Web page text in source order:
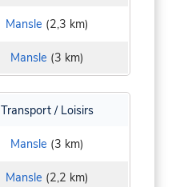
Mansle (2,3 km)
Mansle (3 km)
Transport / Loisirs
Mansle (3 km)
Mansle (2,2 km)